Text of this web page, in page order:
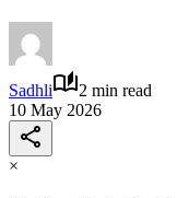
Sadhli
2 min read
10 May 2026
×